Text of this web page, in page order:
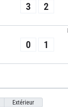
3 2
0 1
Extérieur